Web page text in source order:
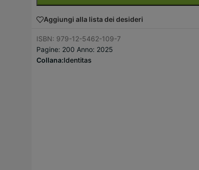
Aggiungi alla lista dei desideri
ISBN: 979-12-5462-109-7
Pagine: 200 Anno: 2025
Collana:Identitas